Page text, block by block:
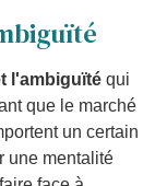
l'ambiguïté qui
que le marché
un certain
une mentalité